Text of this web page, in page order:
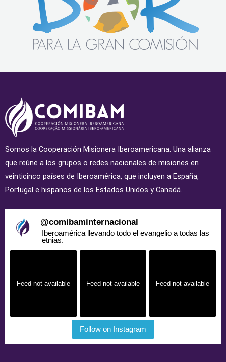
Somos la Cooperación Misionera Iberoamericana. Una alianza
que reúne a los grupos o redes nacionales de misiones en
veinticinco países de Iberoamérica, que incluyen a España,
Portugal e hispanos de los Estados Unidos y Canadá.
@comibaminternacional
Iberoamérica llevando todo el evangelio a todas las
etnias.
Feed not available Feed not available Feed not available
Follow on Instagram